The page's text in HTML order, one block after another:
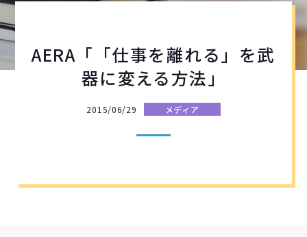
AERA「「仕事を離れる」を武
器に変える方法」
2015/06/29 メディア